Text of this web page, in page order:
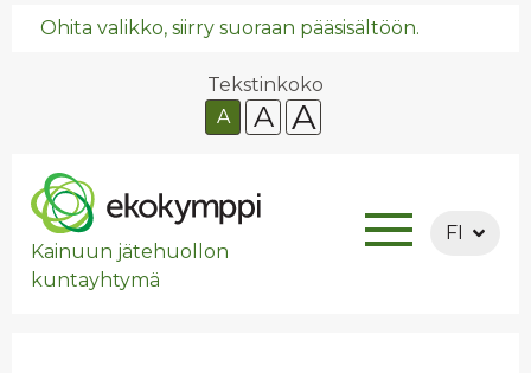
Ohita valikko, siirry suoraan pääsisältöön.
Tekstinkoko
A
A A
Kainuun jätehuollon
kuntayhtymä
FI